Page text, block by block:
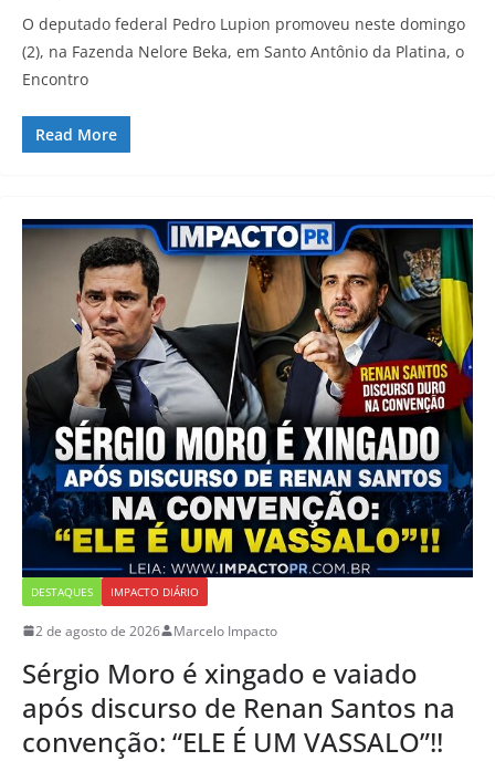
O deputado federal Pedro Lupion promoveu neste domingo
(2), na Fazenda Nelore Beka, em Santo Antônio da Platina, o
Encontro
Read More
DESTAQUES IMPACTO DIÁRIO
2 de agosto de 2026 Marcelo Impacto
Sérgio Moro é xingado e vaiado
após discurso de Renan Santos na
convenção: “ELE É UM VASSALO”!!